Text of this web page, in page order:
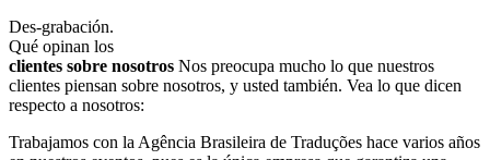
Des-grabación.
Qué opinan los
clientes sobre nosotros Nos preocupa mucho lo que nuestros
clientes piensan sobre nosotros, y usted también. Vea lo que dicen
respecto a nosotros:
Trabajamos con la Agência Brasileira de Traduções hace varios años